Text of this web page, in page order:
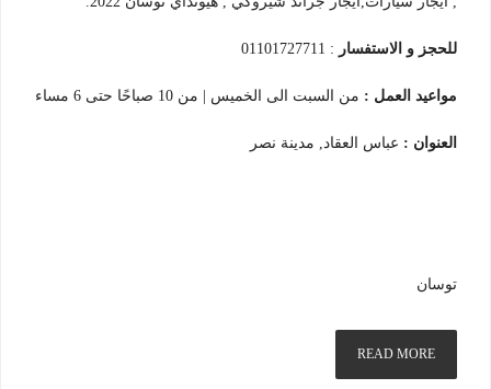
للحجز و الاستفسار : 01101727711
مواعيد العمل : من السبت الى الخميس | من 10 صباحًا حتى 6 مساء
العنوان : عباس العقاد, مدينة نصر
توسان
READ MORE